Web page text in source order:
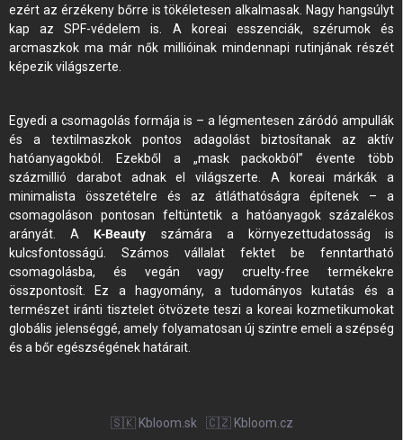
ezért az érzékeny bőrre is tökéletesen alkalmasak. Nagy hangsúlyt
kap az SPF-védelem is. A koreai esszenciák, szérumok és
arcmaszkok ma már nők millióinak mindennapi rutinjának részét
képezik világszerte.
Egyedi a csomagolás formája is – a légmentesen záródó ampullák
és a textilmaszkok pontos adagolást biztosítanak az aktív
hatóanyagokból. Ezekből a „mask packokból” évente több
százmillió darabot adnak el világszerte. A koreai márkák a
minimalista összetételre és az átláthatóságra építenek – a
csomagoláson pontosan feltüntetik a hatóanyagok százalékos
arányát. A K-Beauty számára a környezettudatosság is
kulcsfontosságú. Számos vállalat fektet be fenntartható
csomagolásba, és vegán vagy cruelty-free termékekre
összpontosít. Ez a hagyomány, a tudományos kutatás és a
természet iránti tisztelet ötvözete teszi a koreai kozmetikumokat
globális jelenséggé, amely folyamatosan új szintre emeli a szépség
és a bőr egészségének határait.
🇸🇰 Kbloom.sk 🇨🇿 Kbloom.cz